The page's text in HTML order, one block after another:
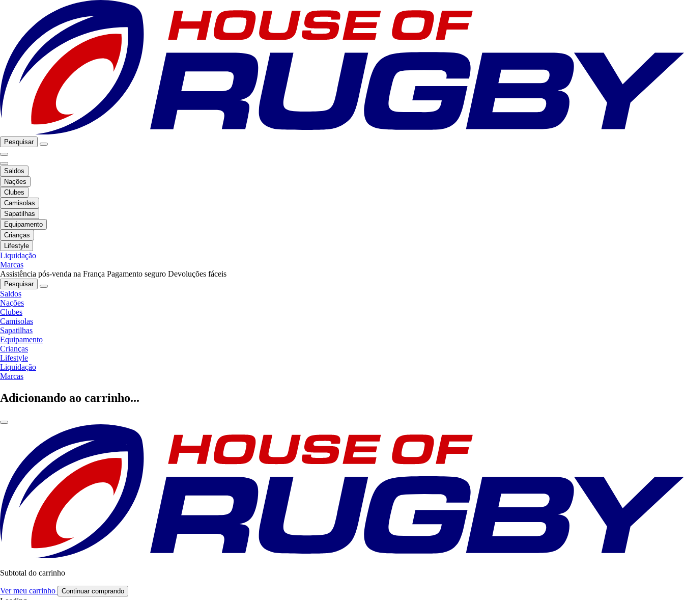
Pesquisar
Saldos
Nações
Clubes
Camisolas
Sapatilhas
Equipamento
Crianças
Lifestyle
Liquidação
Marcas
Assistência pós-venda na França Pagamento seguro Devoluções fáceis
Pesquisar
Saldos
Nações
Clubes
Camisolas
Sapatilhas
Equipamento
Crianças
Lifestyle
Liquidação
Marcas
Adicionando ao carrinho...
Subtotal do carrinho
Ver meu carrinho Continuar comprando